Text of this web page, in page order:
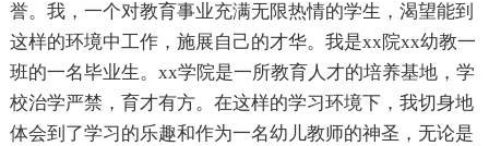
誉。我，一个对教育事业充满无限热情的学生，渴望能到
这样的环境中工作，施展自己的才华。我是xx院xx幼教一
班的一名毕业生。xx学院是一所教育人才的培养基地，学
校治学严禁，育才有方。在这样的学习环境下，我切身地
体会到了学习的乐趣和作为一名幼儿教师的神圣，无论是